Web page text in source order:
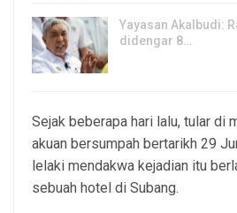
Yayasan Akalbudi:
didengar 8…
Sejak beberapa hari lalu, tular di
akuan bersumpah bertarikh 29
lelaki mendakwa kejadian itu
sebuah hotel di Subang.